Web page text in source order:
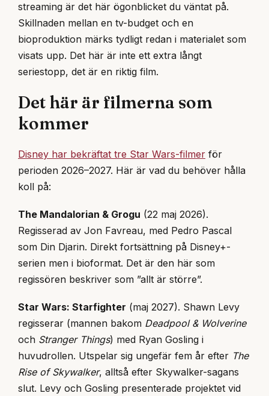
streaming är det här ögonblicket du väntat på.
Skillnaden mellan en tv-budget och en
bioproduktion märks tydligt redan i materialet som
visats upp. Det här är inte ett extra långt
seriestopp, det är en riktig film.
Det här är filmerna som
kommer
Disney har bekräftat tre Star Wars-filmer för
perioden 2026–2027. Här är vad du behöver hålla
koll på:
The Mandalorian & Grogu (22 maj 2026).
Regisserad av Jon Favreau, med Pedro Pascal
som Din Djarin. Direkt fortsättning på Disney+-
serien men i bioformat. Det är den här som
regissören beskriver som ”allt är större”.
Star Wars: Starfighter (maj 2027). Shawn Levy
regisserar (mannen bakom Deadpool & Wolverine
och Stranger Things) med Ryan Gosling i
huvudrollen. Utspelar sig ungefär fem år efter The
Rise of Skywalker, alltså efter Skywalker-sagans
slut. Levy och Gosling presenterade projektet vid